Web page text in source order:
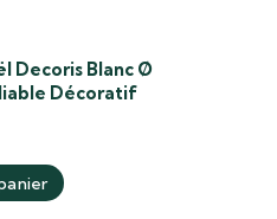
Decoris Blanc Ø
Décoratif